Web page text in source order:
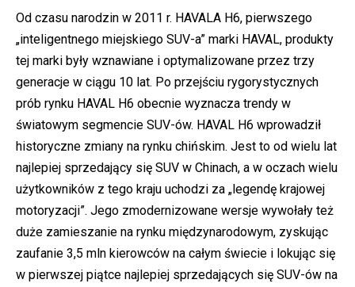
Od czasu narodzin w 2011 r. HAVALA H6, pierwszego
„inteligentnego miejskiego SUV-a” marki HAVAL, produkty
tej marki były wznawiane i optymalizowane przez trzy
generacje w ciągu 10 lat. Po przejściu rygorystycznych
prób rynku HAVAL H6 obecnie wyznacza trendy w
światowym segmencie SUV-ów. HAVAL H6 wprowadził
historyczne zmiany na rynku chińskim. Jest to od wielu lat
najlepiej sprzedający się SUV w Chinach, a w oczach wielu
użytkowników z tego kraju uchodzi za „legendę krajowej
motoryzacji”. Jego zmodernizowane wersje wywołały też
duże zamieszanie na rynku międzynarodowym, zyskując
zaufanie 3,5 mln kierowców na całym świecie i lokując się
w pierwszej piątce najlepiej sprzedających się SUV-ów na